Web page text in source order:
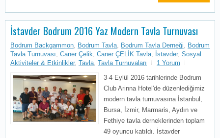
İstavder Bodrum 2016 Yaz Modern Tavla Turnuvası
Bodrum Backgammon, Bodrum Tavla, Bodrum Tavla Derneği, Bodrum
Tavla Turnuvası, Caner Çelik, Caner ÇELİK Tavla, İstavder, Sosyal
Aktiviteler & Etkinlikler, Tavla, Tavla Turnuvaları
1 Yorum
3-4 Eylül 2016 tarihlerinde Bodrum
Club Arinna Hotel'de düzenlediğimiz
modern tavla turnuvasına İstanbul,
Bursa, İzmir, Marmaris, Aydın ve
Fethiye tavla derneklerinden toplam
49 oyuncu katıldı. İstavder